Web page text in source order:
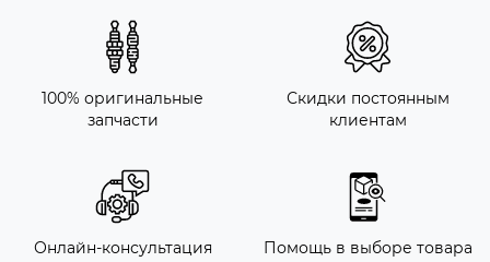
100% оригинальные
запчасти
Скидки постоянным
клиентам
Онлайн-консультация Помощь в выборе товара